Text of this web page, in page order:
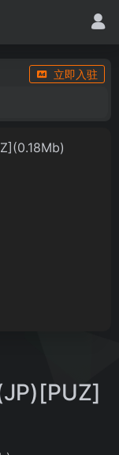
立即入驻